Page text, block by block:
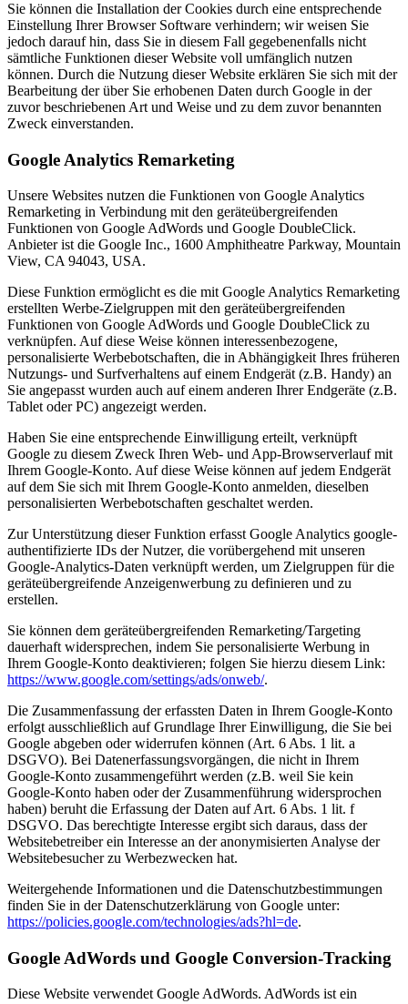
Sie können die Installation der Cookies durch eine entsprechende
Einstellung Ihrer Browser Software verhindern; wir weisen Sie
jedoch darauf hin, dass Sie in diesem Fall gegebenenfalls nicht
sämtliche Funktionen dieser Website voll umfänglich nutzen
können. Durch die Nutzung dieser Website erklären Sie sich mit der
Bearbeitung der über Sie erhobenen Daten durch Google in der
zuvor beschriebenen Art und Weise und zu dem zuvor benannten
Zweck einverstanden.
Google Analytics Remarketing
Unsere Websites nutzen die Funktionen von Google Analytics
Remarketing in Verbindung mit den geräteübergreifenden
Funktionen von Google AdWords und Google DoubleClick.
Anbieter ist die Google Inc., 1600 Amphitheatre Parkway, Mountain
View, CA 94043, USA.
Diese Funktion ermöglicht es die mit Google Analytics Remarketing
erstellten Werbe-Zielgruppen mit den geräteübergreifenden
Funktionen von Google AdWords und Google DoubleClick zu
verknüpfen. Auf diese Weise können interessenbezogene,
personalisierte Werbebotschaften, die in Abhängigkeit Ihres früheren
Nutzungs- und Surfverhaltens auf einem Endgerät (z.B. Handy) an
Sie angepasst wurden auch auf einem anderen Ihrer Endgeräte (z.B.
Tablet oder PC) angezeigt werden.
Haben Sie eine entsprechende Einwilligung erteilt, verknüpft
Google zu diesem Zweck Ihren Web- und App-Browserverlauf mit
Ihrem Google-Konto. Auf diese Weise können auf jedem Endgerät
auf dem Sie sich mit Ihrem Google-Konto anmelden, dieselben
personalisierten Werbebotschaften geschaltet werden.
Zur Unterstützung dieser Funktion erfasst Google Analytics google-
authentifizierte IDs der Nutzer, die vorübergehend mit unseren
Google-Analytics-Daten verknüpft werden, um Zielgruppen für die
geräteübergreifende Anzeigenwerbung zu definieren und zu
erstellen.
Sie können dem geräteübergreifenden Remarketing/Targeting
dauerhaft widersprechen, indem Sie personalisierte Werbung in
Ihrem Google-Konto deaktivieren; folgen Sie hierzu diesem Link:
https://www.google.com/settings/ads/onweb/.
Die Zusammenfassung der erfassten Daten in Ihrem Google-Konto
erfolgt ausschließlich auf Grundlage Ihrer Einwilligung, die Sie bei
Google abgeben oder widerrufen können (Art. 6 Abs. 1 lit. a
DSGVO). Bei Datenerfassungsvorgängen, die nicht in Ihrem
Google-Konto zusammengeführt werden (z.B. weil Sie kein
Google-Konto haben oder der Zusammenführung widersprochen
haben) beruht die Erfassung der Daten auf Art. 6 Abs. 1 lit. f
DSGVO. Das berechtigte Interesse ergibt sich daraus, dass der
Websitebetreiber ein Interesse an der anonymisierten Analyse der
Websitebesucher zu Werbezwecken hat.
Weitergehende Informationen und die Datenschutzbestimmungen
finden Sie in der Datenschutzerklärung von Google unter:
https://policies.google.com/technologies/ads?hl=de.
Google AdWords und Google Conversion-Tracking
Diese Website verwendet Google AdWords. AdWords ist ein